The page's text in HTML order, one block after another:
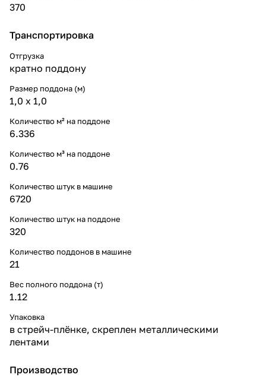
370
Транспортировка
Отгрузка
кратно поддону
Размер поддона (м)
1,0 х 1,0
Количество м² на поддоне
6.336
Количество м³ на поддоне
0.76
Количество штук в машине
6720
Количество штук на поддоне
320
Количество поддонов в машине
21
Вес полного поддона (т)
1.12
Упаковка
в стрейч-плёнке, скреплен металлическими
лентами
Производство